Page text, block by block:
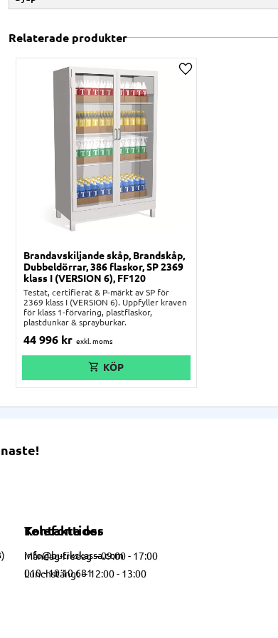
Relaterade produkter
Brandavskiljande skåp, Brandskåp,
Dubbeldörrar, 386 flaskor, SP 2369
klass I (VERSION 6), FF120
Testat, certifierat & P-märkt av SP för
2369 klass I (VERSION 6). Uppfyller kraven
för klass 1-förvaring, plastflaskor,
plastdunkar & sprayburkar.
44 996 kr
Lägg till i önskelista
Kontakta oss
info@butikskassa.com
010 - 10 10 681
Telefontider
Måndag-fredag – 09:00 - 17:00
Lunchstängt – 12:00 - 13:00